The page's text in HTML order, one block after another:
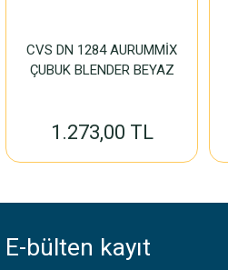
CVS DN 1284 AURUMMİX
ÇUBUK BLENDER BEYAZ
1.273,00 TL
E-bülten kayıt